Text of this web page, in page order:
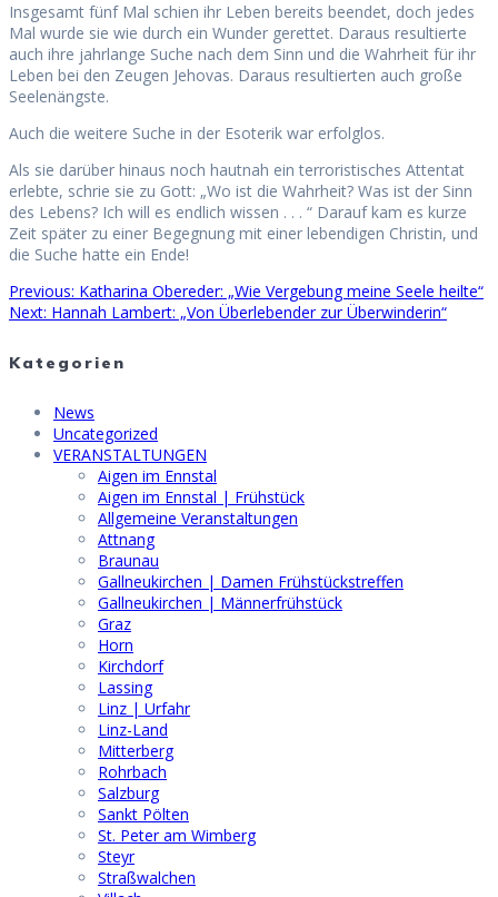
Insgesamt fünf Mal schien ihr Leben bereits beendet, doch jedes
Mal wurde sie wie durch ein Wunder gerettet. Daraus resultierte
auch ihre jahrlange Suche nach dem Sinn und die Wahrheit für ihr
Leben bei den Zeugen Jehovas. Daraus resultierten auch große
Seelenängste.
Auch die weitere Suche in der Esoterik war erfolglos.
Als sie darüber hinaus noch hautnah ein terroristisches Attentat
erlebte, schrie sie zu Gott: „Wo ist die Wahrheit? Was ist der Sinn
des Lebens? Ich will es endlich wissen . . . “ Darauf kam es kurze
Zeit später zu einer Begegnung mit einer lebendigen Christin, und
die Suche hatte ein Ende!
Beitragsnavigation
Previous: Previous
post:
Katharina Obereder: „Wie Vergebung meine Seele heilte“
Next: Next
Hannah Lambert: „Von Überlebender zur Überwinderin“
Kategorien
News
Uncategorized
VERANSTALTUNGEN
Aigen im Ennstal
Aigen im Ennstal | Frühstück
Allgemeine Veranstaltungen
Attnang
Braunau
Gallneukirchen | Damen Frühstückstreffen
Gallneukirchen | Männerfrühstück
Graz
Horn
Kirchdorf
Lassing
Linz | Urfahr
Linz-Land
Mitterberg
Rohrbach
Salzburg
Sankt Pölten
St. Peter am Wimberg
Steyr
Straßwalchen